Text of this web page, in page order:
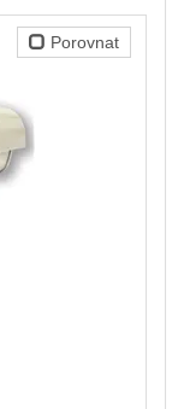
Porovnat